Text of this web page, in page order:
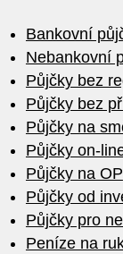
Bankovní
Nebankovní
Půjčky bez
Půjčky bez
Půjčky na
Půjčky on-
Půjčky na OP
Půjčky od
Půjčky pro
Peníze na